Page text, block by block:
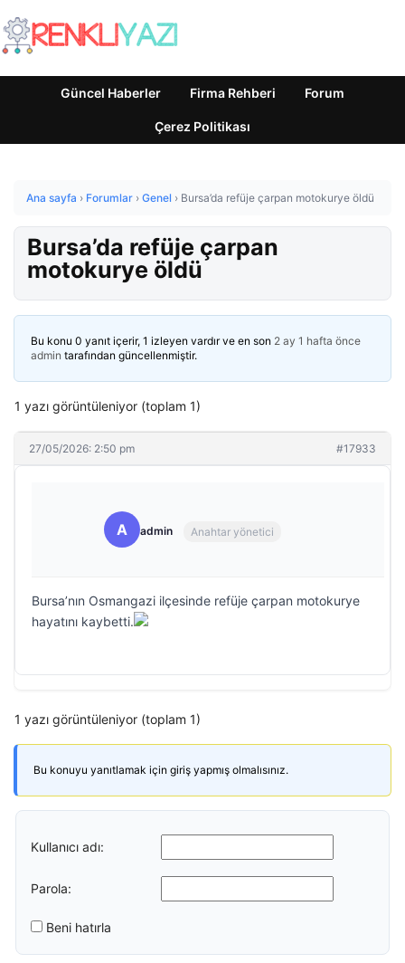
Güncel Haberler Firma Rehberi Forum
Çerez Politikası
Ana sayfa › Forumlar › Genel › Bursa’da refüje çarpan motokurye öldü
Bursa’da refüje çarpan
motokurye öldü
Bu konu 0 yanıt içerir, 1 izleyen vardır ve en son 2 ay 1 hafta önce
admin tarafından güncellenmiştir.
1 yazı görüntüleniyor (toplam 1)
27/05/2026: 2:50 pm #17933
A admin Anahtar yönetici
Bursa’nın Osmangazi ilçesinde refüje çarpan motokurye
hayatını kaybetti.
1 yazı görüntüleniyor (toplam 1)
Bu konuyu yanıtlamak için giriş yapmış olmalısınız.
Kullanıcı adı:
Parola:
Beni hatırla